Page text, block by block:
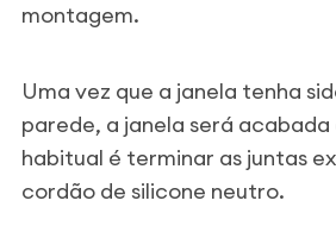
montagem.
Uma vez que a janela tenha
parede, a janela será acabada
habitual é terminar as juntas
cordão de silicone neutro.